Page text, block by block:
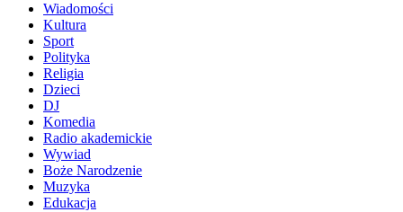
Wiadomości
Kultura
Sport
Polityka
Religia
Dzieci
DJ
Komedia
Radio akademickie
Wywiad
Boże Narodzenie
Muzyka
Edukacja